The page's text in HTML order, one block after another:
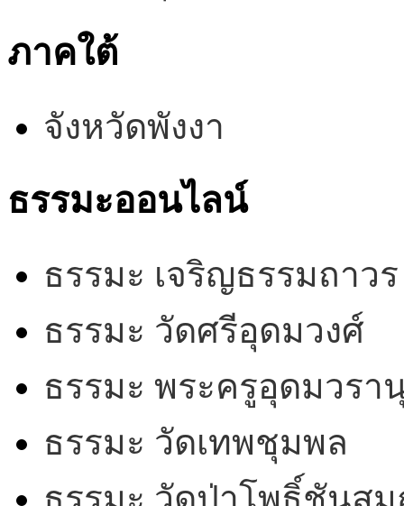
ภาคใต้
จังหวัดพังงา
ธรรมะออนไลน์
ธรรมะ เจริญธรรมถาวร
ธรรมะ วัดศรีอุดมวงศ์
ธรรมะ พระครูอุดมวรา
ธรรมะ วัดเทพชุมพล
ธรรมะ วัดป่าโพธิ์ชันส